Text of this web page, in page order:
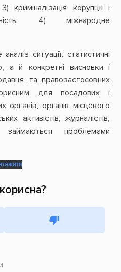
криміналізація корупції і
4) міжнародне
ситуації, статистичні
а й конкретні висновки і
та правозастосовних
для посадових і
органів, органів місцевого
активістів, журналістів,
проблемами